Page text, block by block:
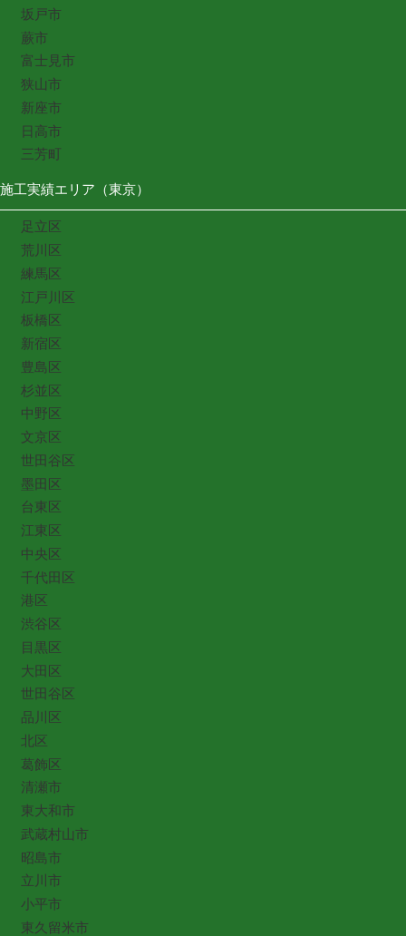
坂戸市
蕨市
富士見市
狭山市
新座市
日高市
三芳町
施工実績エリア（東京）
足立区
荒川区
練馬区
江戸川区
板橋区
新宿区
豊島区
杉並区
中野区
文京区
世田谷区
墨田区
台東区
江東区
中央区
千代田区
港区
渋谷区
目黒区
大田区
世田谷区
品川区
北区
葛飾区
清瀬市
東大和市
武蔵村山市
昭島市
立川市
小平市
東久留米市